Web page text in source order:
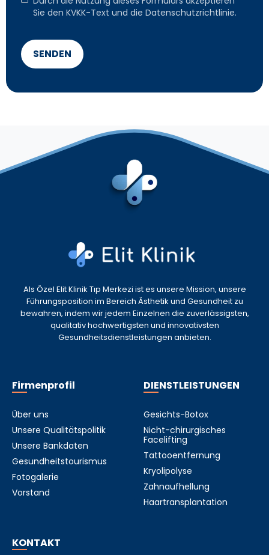
Sie den KVKK-Text und die Datenschutzrichtlinie.
Als Özel Elit Klinik Tıp Merkezi ist es unsere Mission, unsere
Führungsposition im Bereich Ästhetik und Gesundheit zu
bewahren, indem wir jedem Einzelnen die zuverlässigsten,
qualitativ hochwertigsten und innovativsten
Gesundheitsdienstleistungen anbieten.
Firmenprofil
Über uns
Unsere Qualitätspolitik
Unsere Bankdaten
Gesundheitstourismus
Fotogalerie
Vorstand
DIENSTLEISTUNGEN
Gesichts-Botox
Nicht-chirurgisches
Facelifting
Tattooentfernung
Kryolipolyse
Zahnaufhellung
Haartransplantation
KONTAKT